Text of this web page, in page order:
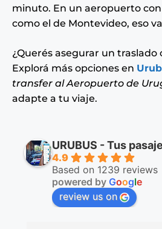
minuto. En un aeropuerto
como el de Montevideo, eso
¿Querés asegurar un
Explorá más opciones en
transfer al Aeropuerto de
adapte a tu viaje.
URUBUS - Tus
4.9
Based on 1239 reviews
powered by Google
review us on